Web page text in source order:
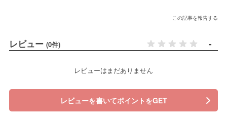
この記事を報告する
レビュー (0件) -
レビューはまだありません
レビューを書いてポイントをGET